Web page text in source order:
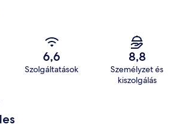
6,6
Szolgáltatások
8,8
Személyzet és
kiszolgálás